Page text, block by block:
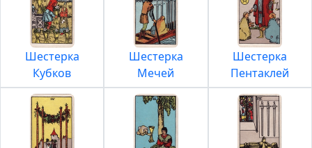
Шестерка
Кубков
Шестерка
Мечей
Шестерка
Пентаклей